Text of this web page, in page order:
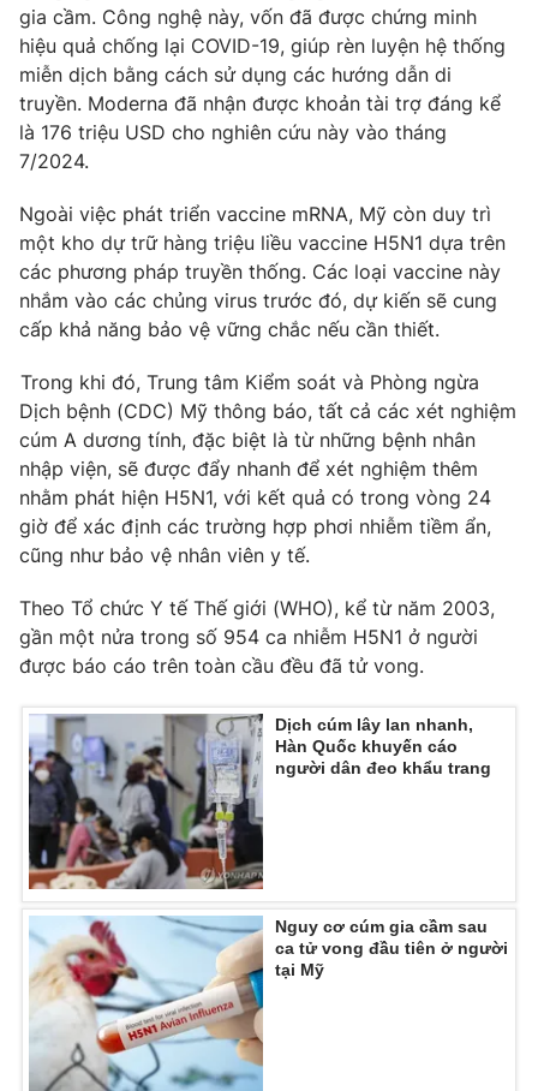
Photo Infographic
Video Shorts video
VTV Sức khoẻ Bất động sản
Thị trường 24h Tấm lòng Việt
VTV4 Vươn mình bằng AI
VTV9 VTV8
Liên hệ tòa soạn English
THỜI BÁO VTV
Theo dõi báo trên
Cơ quan chủ quản:Đài Truyền hình Việt Nam
Cơ quan báo chí:Thời báo VTV
Giấy phép hoạt động báo in và báo điện tử số 483/GP-BTTTT
cấp ngày 29/12/2023
Tổng Biên tập:Vũ Thanh Thủy
Phó Tổng Biên tập:Nguyễn Thị Mỹ Hạnh, Phạm Quốc Thắng,
Nguyễn Trọng Ninh
Tổng đài VTV: 024.38 355 931 - 024.38 355 932
gia cầm. Công nghệ này, vốn đã được chứng minh
hiệu quả chống lại COVID-19, giúp rèn luyện hệ thống
miễn dịch bằng cách sử dụng các hướng dẫn di
truyền. Moderna đã nhận được khoản tài trợ đáng kể
là 176 triệu USD cho nghiên cứu này vào tháng
7/2024.
Ngoài việc phát triển vaccine mRNA, Mỹ còn duy trì
một kho dự trữ hàng triệu liều vaccine H5N1 dựa trên
các phương pháp truyền thống. Các loại vaccine này
nhắm vào các chủng virus trước đó, dự kiến sẽ cung
cấp khả năng bảo vệ vững chắc nếu cần thiết.
Trong khi đó, Trung tâm Kiểm soát và Phòng ngừa
Dịch bệnh (CDC) Mỹ thông báo, tất cả các xét nghiệm
cúm A dương tính, đặc biệt là từ những bệnh nhân
nhập viện, sẽ được đẩy nhanh để xét nghiệm thêm
nhằm phát hiện H5N1, với kết quả có trong vòng 24
giờ để xác định các trường hợp phơi nhiễm tiềm ẩn,
cũng như bảo vệ nhân viên y tế.
Theo Tổ chức Y tế Thế giới (WHO), kể từ năm 2003,
gần một nửa trong số 954 ca nhiễm H5N1 ở người
được báo cáo trên toàn cầu đều đã tử vong.
Dịch cúm lây lan nhanh,
Hàn Quốc khuyến cáo
người dân đeo khẩu trang
Nguy cơ cúm gia cầm sau
ca tử vong đầu tiên ở người
tại Mỹ